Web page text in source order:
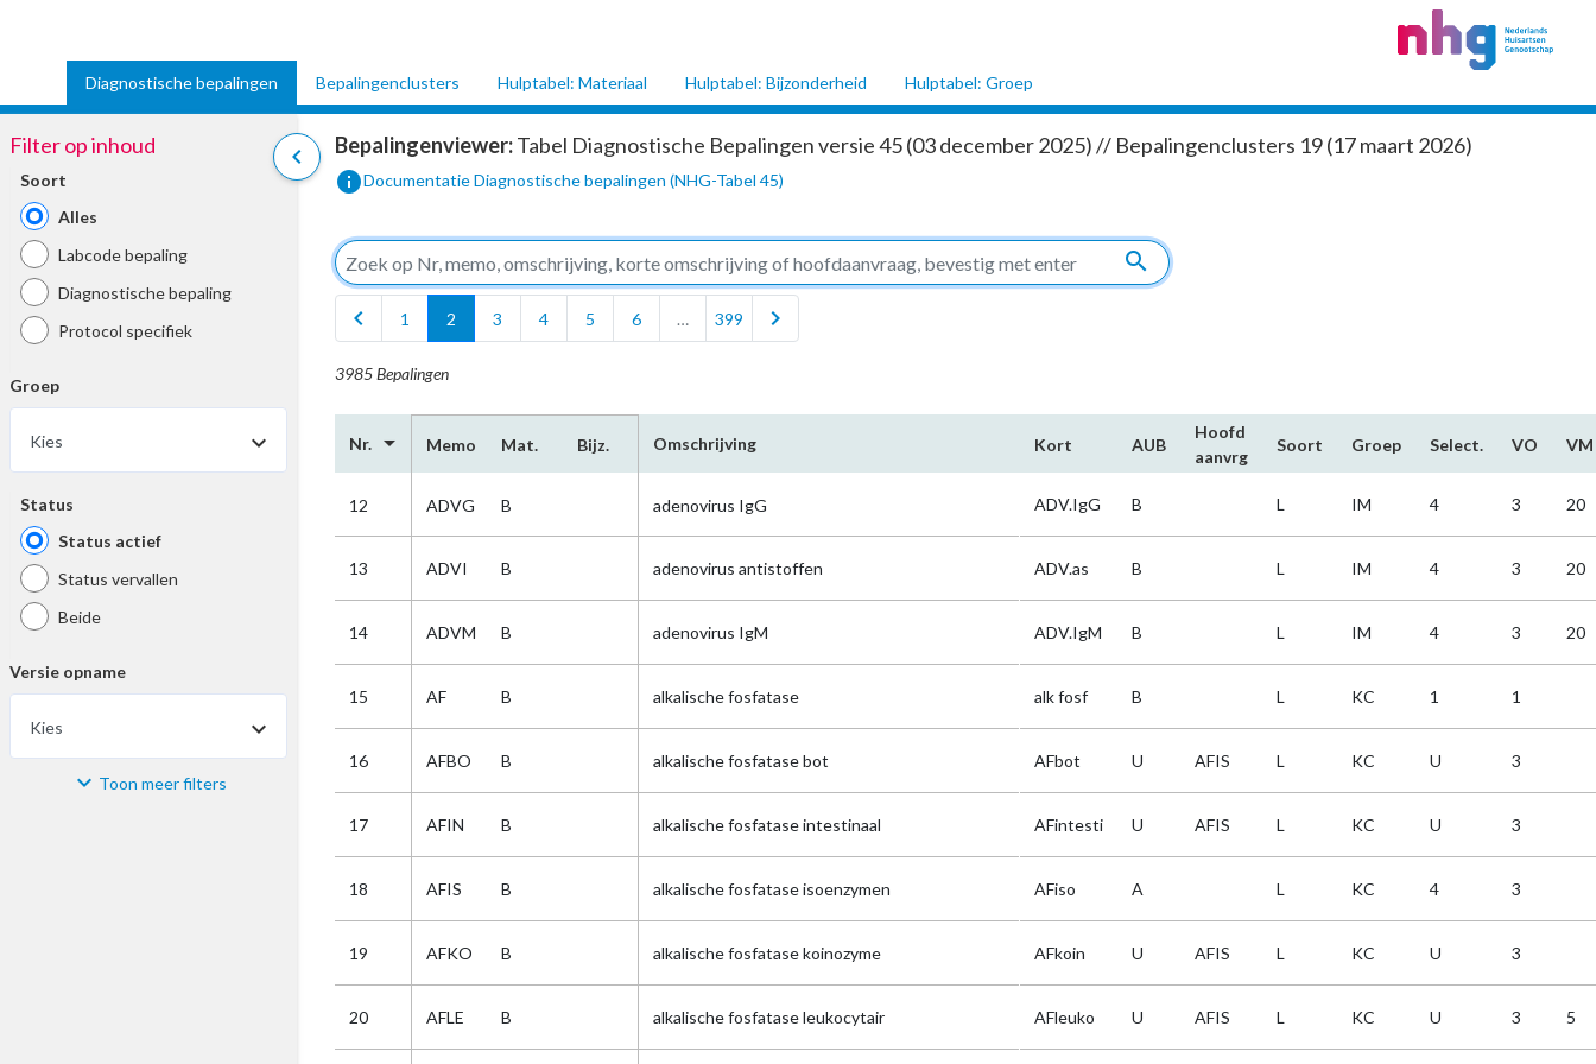
Diagnostische bepalingen Bepalingenclusters Hulptabel: Materiaal Hulptabel: Bijzonderheid Hulptabel: Groep
chevron_left
Filter op inhoud
Soort
Alles
Labcode bepaling
Diagnostische bepaling
Protocol specifiek
Groep
Kies
Status
Status actief
Status vervallen
Beide
Versie opname
Kies
Materiaal Toon meer filters
Bepalingenviewer:Tabel Diagnostische Bepalingen versie 45 (03 december 2025) // Bepalingenclusters 19 (17 maart 2026)
infoDocumentatie Diagnostische bepalingen (NHG-Tabel 45)
search
chevron_left
1 2 3 4 5 6 … 399 chevron_right
3985 Bepalingen
Nr. arrow_drop_down Memo Mat. Bijz. Omschrijving Kort AUB
Hoofd​
aanvrg
Soort Groep Select. VO VM
12 ADVG B adenovirus IgG ADV.IgG B L IM 4 3 20
13 ADVI B adenovirus antistoffen ADV.as B L IM 4 3 20
14 ADVM B adenovirus IgM ADV.IgM B L IM 4 3 20
15 AF B alkalische fosfatase alk fosf B L KC 1 1
16 AFBO B alkalische fosfatase bot AFbot U AFIS L KC U 3
17 AFIN B alkalische fosfatase intestinaal AFintesti U AFIS L KC U 3
18 AFIS B alkalische fosfatase isoenzymen AFiso A L KC 4 3
19 AFKO B alkalische fosfatase koinozyme AFkoin U AFIS L KC U 3
20 AFLE B alkalische fosfatase leukocytair AFleuko U AFIS L KC U 3 5